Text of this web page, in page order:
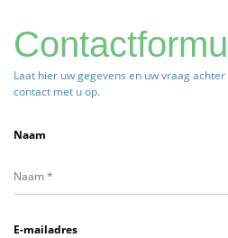
Laat hier uw gegevens en uw vraag
contact met u op.
Naam
E-mailadres